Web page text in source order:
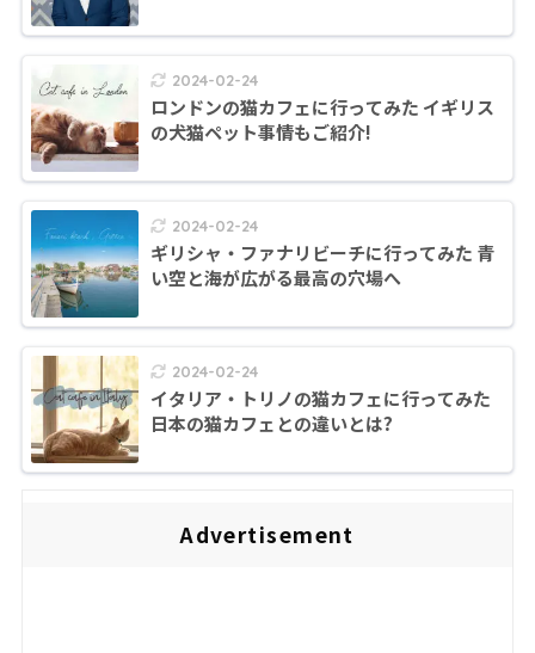
2024-02-24
ロンドンの猫カフェに行ってみた イギリス
の犬猫ペット事情もご紹介!
2024-02-24
ギリシャ・ファナリビーチに行ってみた 青
い空と海が広がる最高の穴場へ
2024-02-24
イタリア・トリノの猫カフェに行ってみた
日本の猫カフェとの違いとは?
Advertisement